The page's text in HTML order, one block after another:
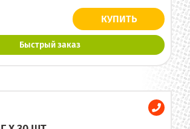
КУПИТЬ
Быстрый заказ